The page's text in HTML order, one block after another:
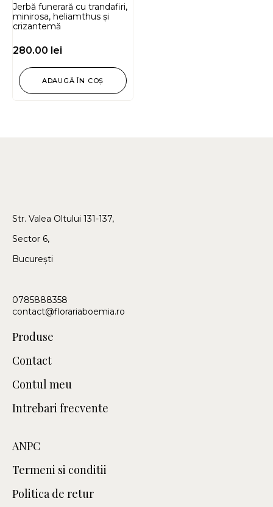
Jerbă funerară cu trandafiri,
minirosa, heliamthus și
crizantemă
280.00 lei
ADAUGĂ ÎN COȘ
Str. Valea Oltului 131-137,
Sector 6,
București
0785888358
contact@florariaboemia.ro
Produse
Contact
Contul meu
Intrebari frecvente
ANPC
Termeni si conditii
Politica de retur